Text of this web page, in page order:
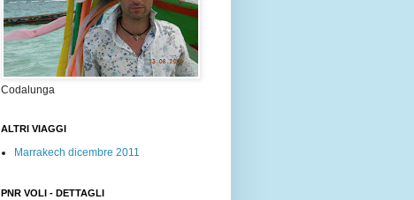
Codalunga
ALTRI VIAGGI
Marrakech dicembre 2011
PNR VOLI - DETTAGLI